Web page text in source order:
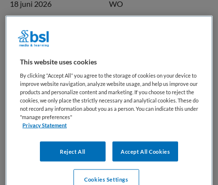
18 juni 2026 WO
Starter
Vacature niet beschikbaar
Deze vacature GZ-Psycholoog Polikliniek
Ouderenpsychiatrie bij GGz Centraal is niet meer actueel.
Hieronder staan enkele vergelijkbare vacatures die voor u
wellicht interessant zijn.
This website uses cookies
By clicking “Accept All” you agree to the storage of cookies on your device to
improve website navigation, analyze website usage, and help us improve our
products and personalize content and marketing. If you choose to reject the
cookies, we only place the strictly necessary and analytical cookies. These do
not record any information about you as a person. You can indicate this under
"manage preferences"
Privacy Statement
Reject All Accept All Cookies
Cookies Settings